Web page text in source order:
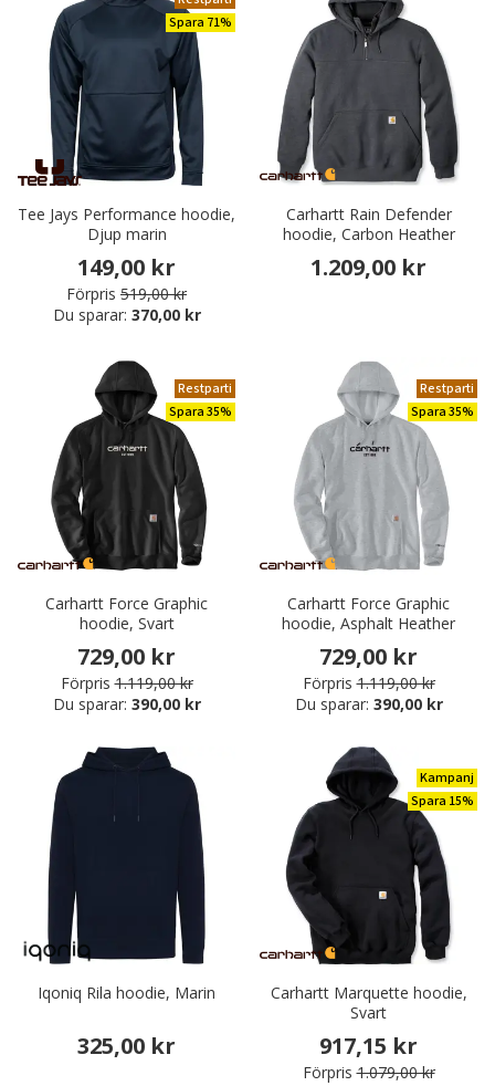
Spara 71%
Tee Jays Performance hoodie,
Djup marin
149,00 kr
Förpris 519,00 kr
Du sparar: 370,00 kr
Carhartt Rain Defender
hoodie, Carbon Heather
1.209,00 kr
Restparti
Spara 35%
Carhartt Force Graphic
hoodie, Svart
729,00 kr
Förpris 1.119,00 kr
Du sparar: 390,00 kr
Restparti
Spara 35%
Carhartt Force Graphic
hoodie, Asphalt Heather
729,00 kr
Förpris 1.119,00 kr
Du sparar: 390,00 kr
Iqoniq Rila hoodie, Marin
325,00 kr
Kampanj
Spara 15%
Carhartt Marquette hoodie,
Svart
917,15 kr
Förpris 1.079,00 kr